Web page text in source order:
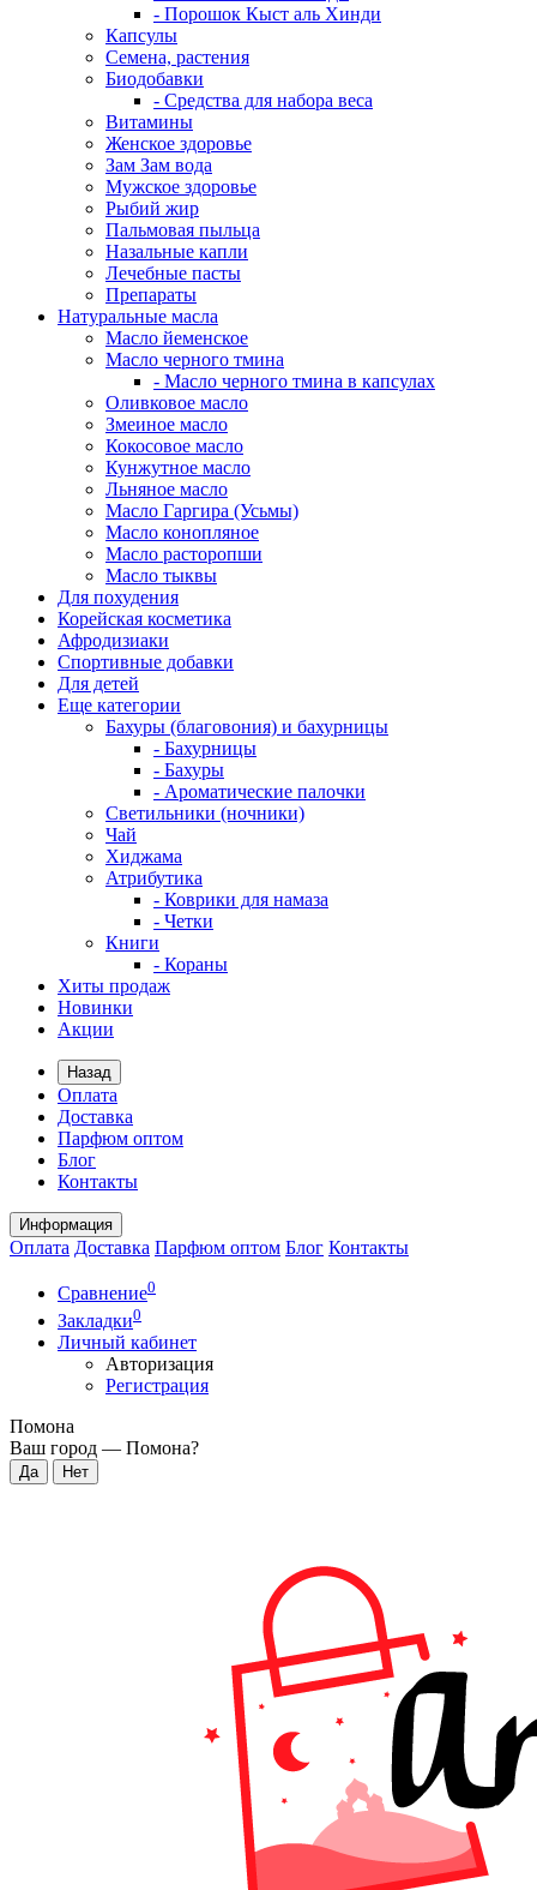
- Порошок Кыст аль Хинди
Капсулы
Семена, растения
Биодобавки
- Средства для набора веса
Витамины
Женское здоровье
Зам Зам вода
Мужское здоровье
Рыбий жир
Пальмовая пыльца
Назальные капли
Лечебные пасты
Препараты
Натуральные масла
Масло йеменское
Масло черного тмина
- Масло черного тмина в капсулах
Оливковое масло
Змеиное масло
Кокосовое масло
Кунжутное масло
Льняное масло
Масло Гаргира (Усьмы)
Масло конопляное
Масло расторопши
Масло тыквы
Для похудения
Корейская косметика
Афродизиаки
Спортивные добавки
Для детей
Еще категории
Бахуры (благовония) и бахурницы
- Бахурницы
- Бахуры
- Ароматические палочки
Светильники (ночники)
Чай
Хиджама
Атрибутика
- Коврики для намаза
- Четки
Книги
- Кораны
Хиты продаж
Новинки
Акции
Назад
Оплата
Доставка
Парфюм оптом
Блог
Контакты
Информация
Оплата Доставка Парфюм оптом Блог Контакты
Сравнение0
Закладки0
Личный кабинет
Авторизация
Регистрация
Помона
Ваш город — Помона?